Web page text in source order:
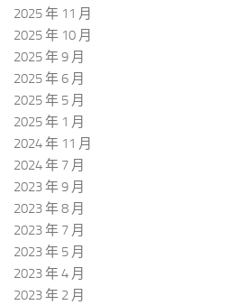
2025 年 11 月
2025 年 10 月
2025 年 9 月
2025 年 6 月
2025 年 5 月
2025 年 1 月
2024 年 11 月
2024 年 7 月
2023 年 9 月
2023 年 8 月
2023 年 7 月
2023 年 5 月
2023 年 4 月
2023 年 2 月